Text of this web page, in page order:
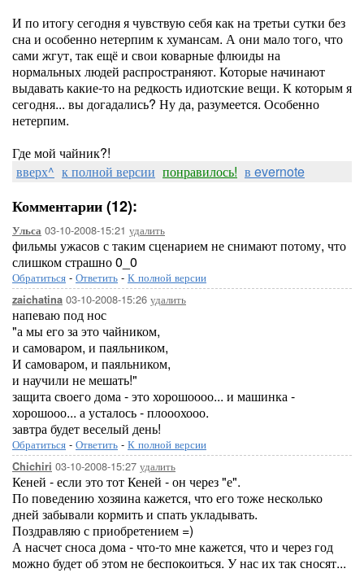
И по итогу сегодня я чувствую себя как на третьи сутки без
сна и особенно нетерпим к хумансам. А они мало того, что
сами жгут, так ещё и свои коварные флюиды на
нормальных людей распространяют. Которые начинают
выдавать какие-то на редкость идиотские вещи. К которым я
сегодня... вы догадались? Ну да, разумеется. Особенно
нетерпим.
Где мой чайник?!
вверх^ к полной версии понравилось! в evernote
Комментарии (12):
Ульса 03-10-2008-15:21 удалить
фильмы ужасов с таким сценарием не снимают потому, что
слишком страшно 0_0
Обратиться - Ответить - К полной версии
zaichatina 03-10-2008-15:26 удалить
напеваю под нос
"а мы его за это чайником,
и самоваром, и паяльником,
И самоваром, и паяльником,
и научили не мешать!"
защита своего дома - это хорошоооо... и машинка -
хорошооо... а усталось - плооохооо.
завтра будет веселый день!
Обратиться - Ответить - К полной версии
Chichiri 03-10-2008-15:27 удалить
Кеней - если это тот Кеней - он через "е".
По поведению хозяина кажется, что его тоже несколько
дней забывали кормить и спать укладывать.
Поздравляю с приобретением =)
А насчет сноса дома - что-то мне кажется, что и через год
можно будет об этом не беспокоиться. У нас их так сносят...